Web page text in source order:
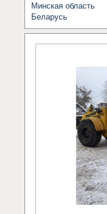
Минская область
Беларусь